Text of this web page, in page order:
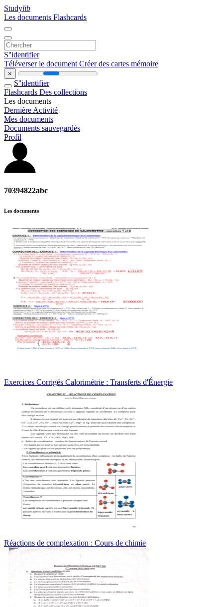
Studylib
Les documents Flashcards
S''identifier
Téléverser le document Créer des cartes mémoire
×
S''identifier
Flashcards Des collections
Les documents
Dernière Activité
Mes documents
Documents sauvegardés
Profil
70394822abc
Les documents
Exercices Corrigés Calorimétrie : Transferts d'Énergie
Réactions de complexation : Cours de chimie